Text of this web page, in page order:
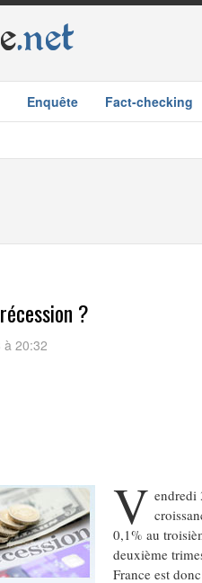
.net
Enquête Fact-checking
?
à 20:32
V endredi
0,1% au
deuxième
France est